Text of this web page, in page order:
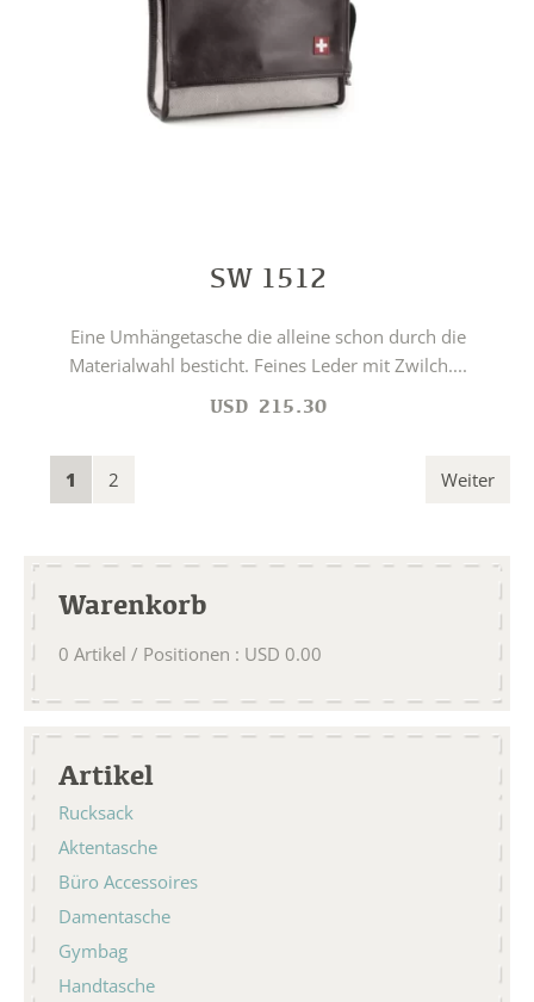
SW 1512
Eine Umhängetasche die alleine schon durch die
Materialwahl besticht. Feines Leder mit Zwilch....
USD 215.30
1 2 Weiter
Warenkorb
0 Artikel / Positionen : USD 0.00
Artikel
Rucksack
Aktentasche
Büro Accessoires
Damentasche
Gymbag
Handtasche